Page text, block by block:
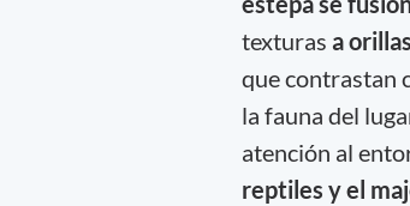
texturas a
que contrastan
la fauna del
atención al
reptiles y el